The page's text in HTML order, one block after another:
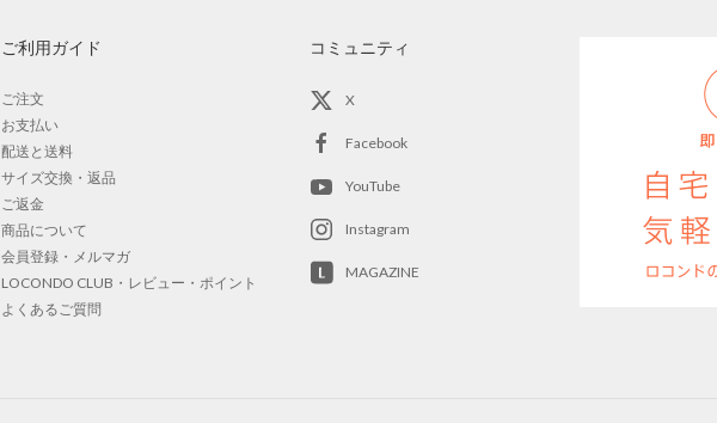
ご利用ガイド
ご注文
お支払い
配送と送料
サイズ交換・返品
ご返金
商品について
会員登録・メルマガ
LOCONDO CLUB・レビュー・ポイント
よくあるご質問
コミュニティ
X
Facebook
YouTube
Instagram
MAGAZINE